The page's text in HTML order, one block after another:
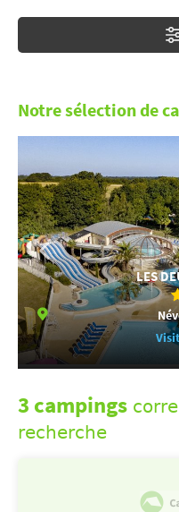
Notre sélection de
LES
3 campings
recherche